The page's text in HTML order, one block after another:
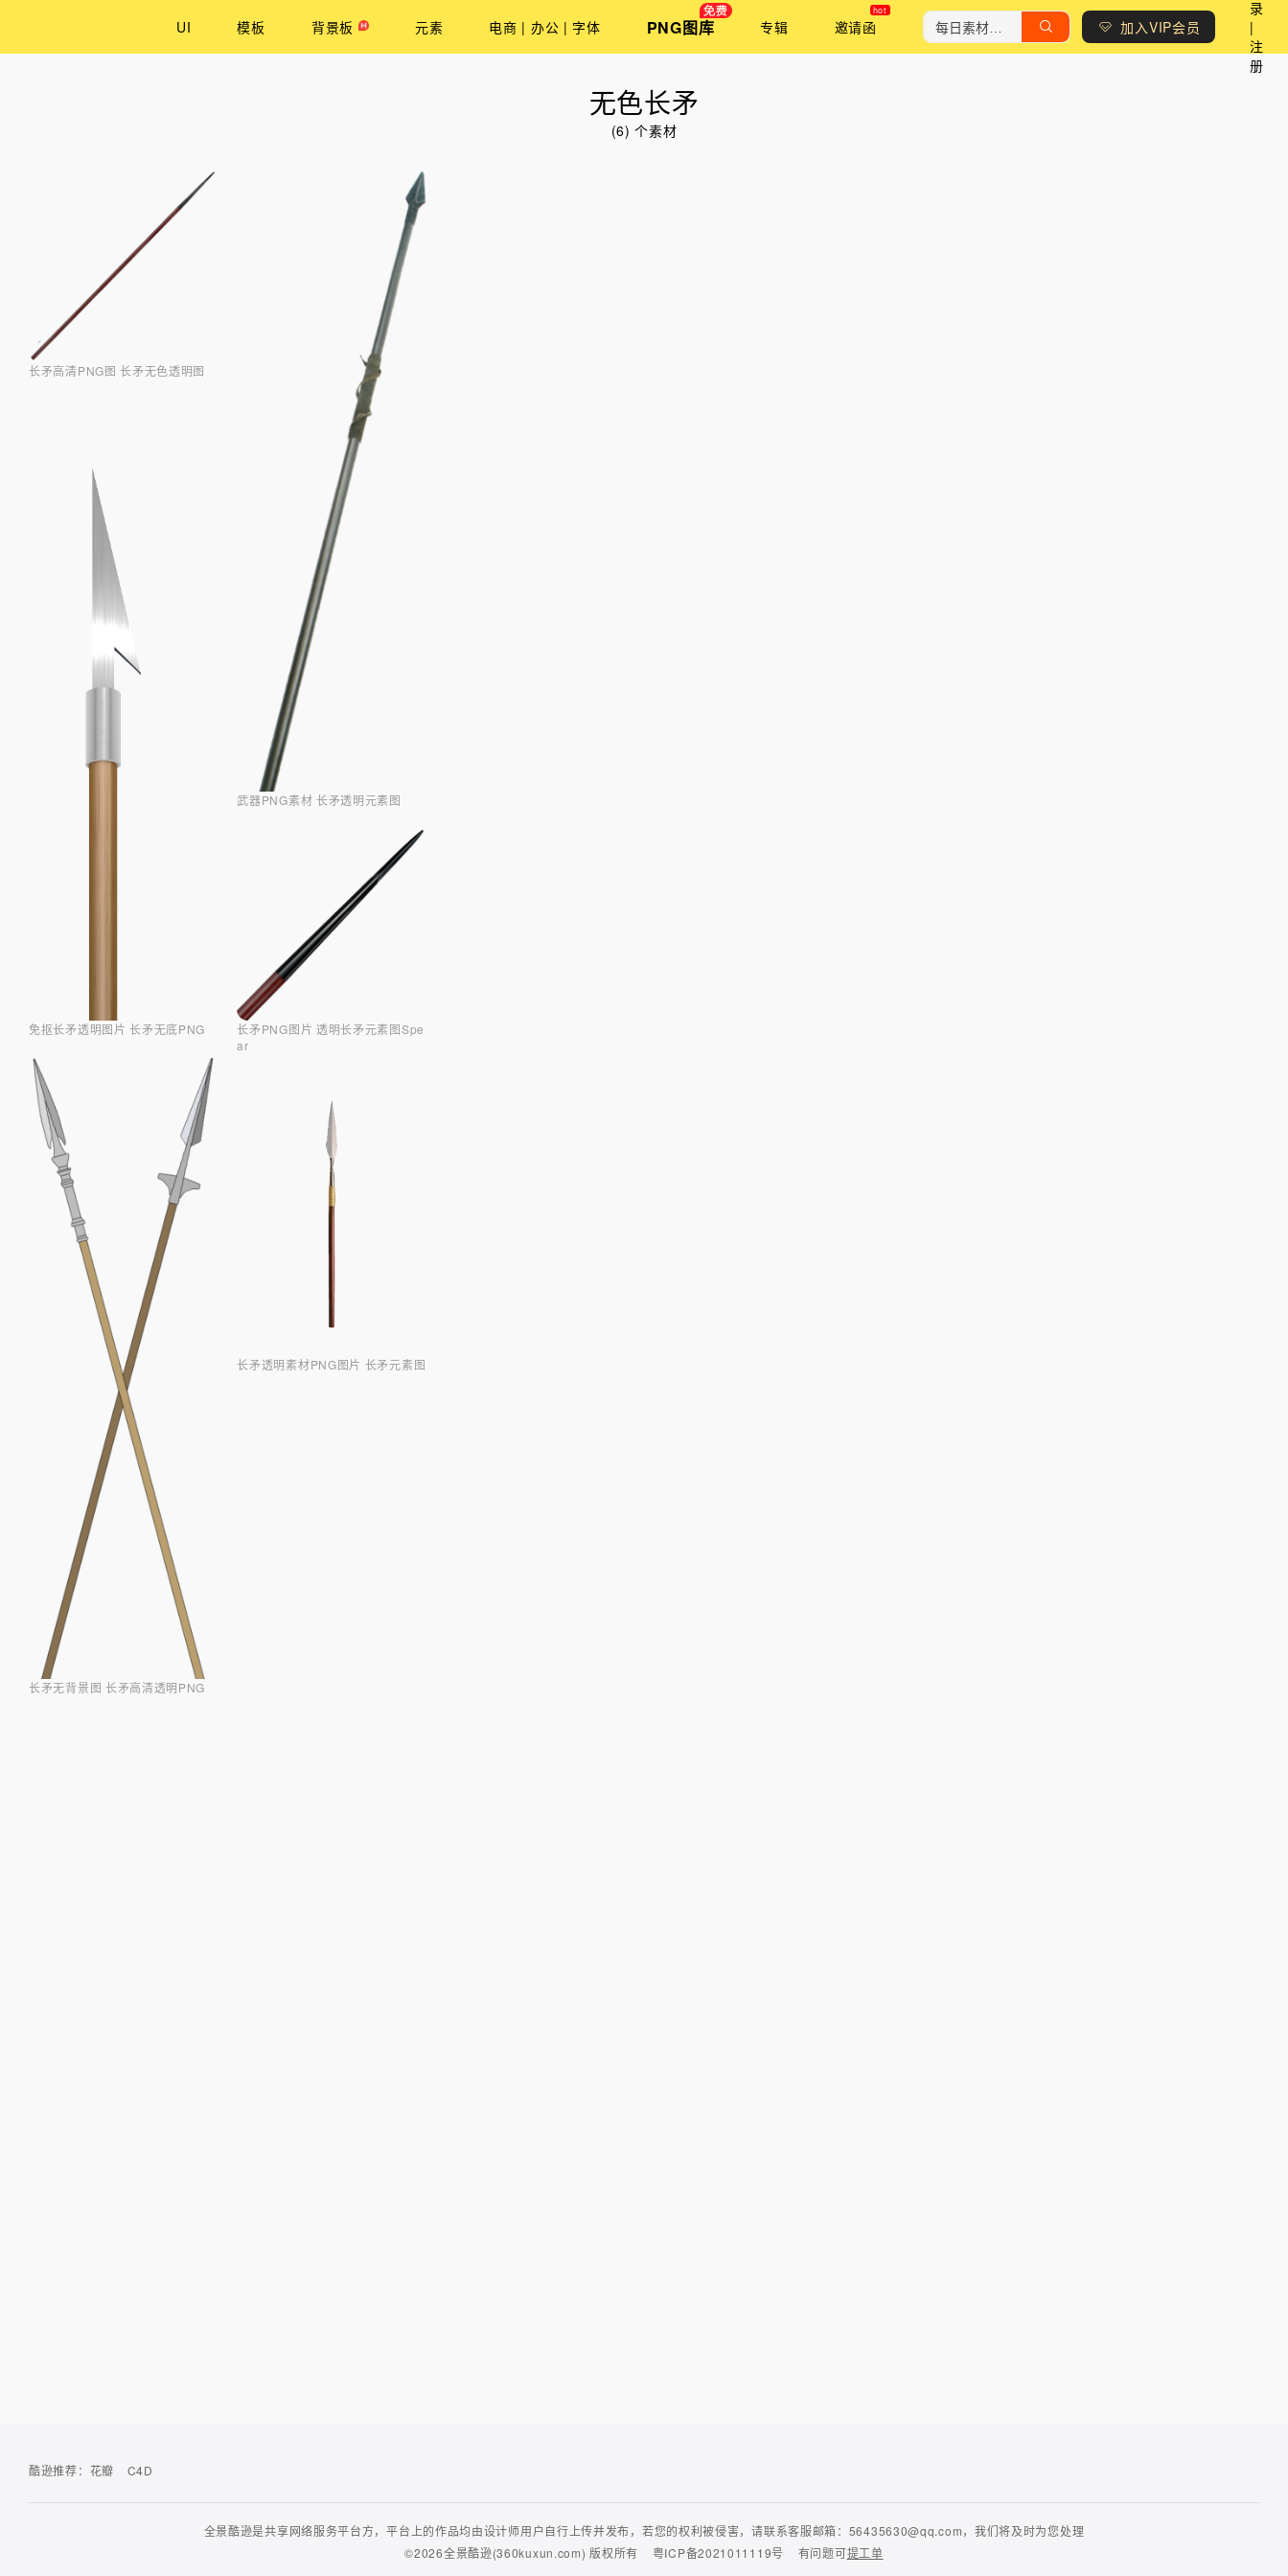
UI 模板 背景板 元素 电商 | 办公 | 字体 PNG图库 专辑 邀请函 加入VIP会员
录
|
注
册
无色长矛
(6) 个素材
长矛高清PNG图 长矛无色透明图
免抠长矛透明图片 长矛无底PNG
长矛无背景图 长矛高清透明PNG
武器PNG素材 长矛透明元素图
长矛PNG图片 透明长矛元素图Spe
ar
长矛透明素材PNG图片 长矛元素图
酷逊推荐： 花瓣 C4D
全景酷逊是共享网络服务平台方，平台上的作品均由设计师用户自行上传并发布，若您的权利被侵害，请联系客服邮箱：56435630@qq.com，我们将及时为您处理
©2026全景酷逊(360kuxun.com) 版权所有 粤ICP备2021011119号 有问题可提工单